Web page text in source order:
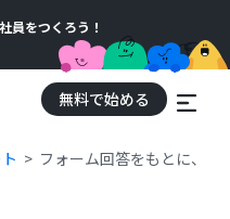
員をつくろう！
無料で始める
フォーム回答をもとに、